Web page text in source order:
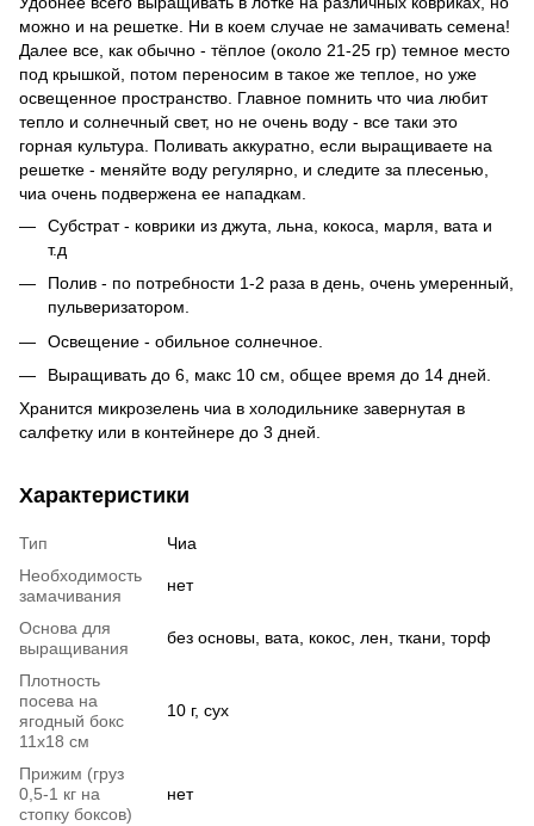
можно и на решетке. Ни в коем случае не замачивать семена!
Далее все, как обычно - тёплое (около 21-25 гр) темное место
под крышкой, потом переносим в такое же теплое, но уже
освещенное пространство. Главное помнить что чиа любит
тепло и солнечный свет, но не очень воду - все таки это
горная культура. Поливать аккуратно, если выращиваете на
решетке - меняйте воду регулярно, и следите за плесенью,
чиа очень подвержена ее нападкам.
Субстрат - коврики из джута, льна, кокоса, марля, вата и
т.д
Полив - по потребности 1-2 раза в день, очень умеренный,
пульверизатором.
Освещение - обильное солнечное.
Выращивать до 6, макс 10 см, общее время до 14 дней.
Хранится микрозелень чиа в холодильнике завернутая в
салфетку или в контейнере до 3 дней.
Характеристики
Тип
Чиа
Необходимость
замачивания
нет
Основа для
выращивания
без основы, вата, кокос, лен, ткани, торф
Плотность
посева на
ягодный бокс
11х18 см
10 г, сух
Прижим (груз
0,5-1 кг на
стопку боксов)
нет